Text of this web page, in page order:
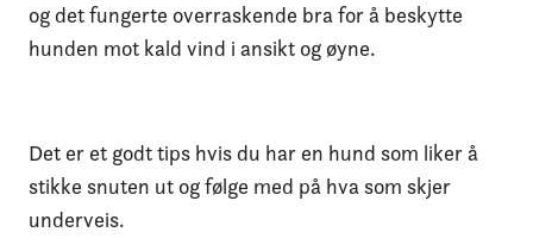
og det fungerte overraskende bra for å beskytte
hunden mot kald vind i ansikt og øyne.
Det er et godt tips hvis du har en hund som liker å
stikke snuten ut og følge med på hva som skjer
underveis.